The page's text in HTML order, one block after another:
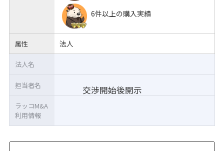
6件以上の購入実績
属性 法人
交渉開始後開示
法人名
担当者名
ラッコM&A
利用情報